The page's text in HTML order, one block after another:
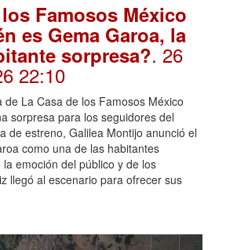
Famosos México
es Gema Garoa, la
sorpresa?. 26
22:10
de La Casa de los Famosos México
sorpresa para los seguidores del
de estreno, Galilea Montijo anunció el
como una de las habitantes
emoción del público y de los
llegó al escenario para ofrecer sus